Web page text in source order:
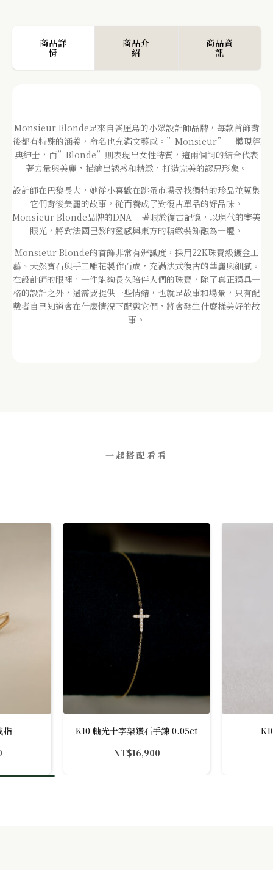
商品詳
情
商品介
紹
商品資
訊
Monsieur Blonde是來自峇厘島的小眾設計師品牌，每款首飾背
後都有特殊的涵義，命名也充滿文藝感。”Monsieur” – 體現經
典紳士，而”Blonde”則表現出女性特質，這兩個詞的結合代表
著力量與美麗，描繪出誘惑和精緻，打造完美的謬思形象。
設計師在巴黎長大，她從小喜歡在跳蚤市場尋找獨特的珍品並蒐集
它們背後美麗的故事，從而養成了對復古單品的好品味。
Monsieur Blonde品牌的DNA – 著眼於復古記憶，以現代的審美
眼光，將對法國巴黎的靈感與東方的精緻裝飾融為一體。
Monsieur Blonde的首飾非常有辨識度，採用22K珠寶級鍍金工
藝、天然寶石與手工雕花製作而成，充滿法式復古的華麗與細膩。
在設計師的眼裡，一件能夠長久陪伴人們的珠寶，除了真正獨具一
格的設計之外，還需要提供一些情緒，也就是故事和場景，只有配
戴者自己知道會在什麼情況下配戴它們，將會發生什麼樣美好的故
事。
一起搭配看看
指
K10 軸光十字架鑽石手鍊 0.05ct
NT$16,900